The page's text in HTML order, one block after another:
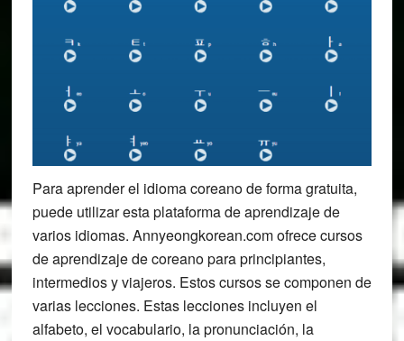
Para aprender el idioma coreano de forma gratuita,
puede utilizar esta plataforma de aprendizaje de
varios idiomas. Annyeongkorean.com ofrece cursos
de aprendizaje de coreano para principiantes,
intermedios y viajeros. Estos cursos se componen de
varias lecciones. Estas lecciones incluyen el
alfabeto, el vocabulario, la pronunciación, la